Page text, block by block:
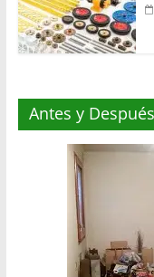
Antes y Después